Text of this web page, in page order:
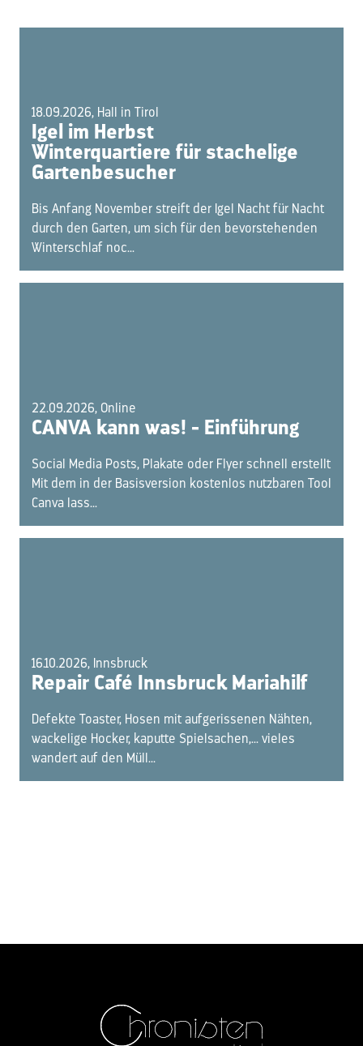
18.09.2026, Hall in Tirol
Igel im Herbst
Winterquartiere für stachelige
Gartenbesucher
Bis Anfang November streift der Igel Nacht für Nacht
durch den Garten, um sich für den bevorstehenden
Winterschlaf noc...
22.09.2026, Online
CANVA kann was! - Einführung
Social Media Posts, Plakate oder Flyer schnell erstellt
Mit dem in der Basisversion kostenlos nutzbaren Tool
Canva lass...
16.10.2026, Innsbruck
Repair Café Innsbruck Mariahilf
Defekte Toaster, Hosen mit aufgerissenen Nähten,
wackelige Hocker, kaputte Spielsachen,... vieles
wandert auf den Müll...